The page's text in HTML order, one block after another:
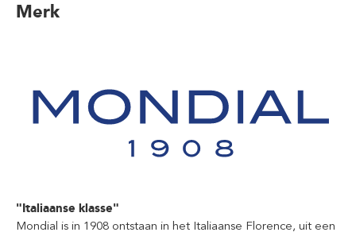
Merk
"Italiaanse klasse"
Mondial is in 1908 ontstaan in het Italiaanse Florence, uit een